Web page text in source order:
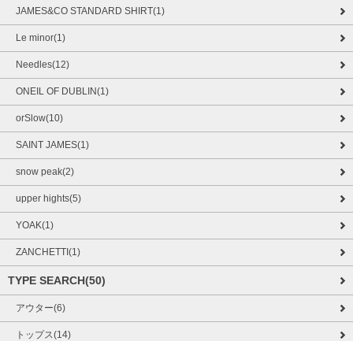
JAMES&CO STANDARD SHIRT(1)
Le minor(1)
Needles(12)
ONEIL OF DUBLIN(1)
orSlow(10)
SAINT JAMES(1)
snow peak(2)
upper hights(5)
YOAK(1)
ZANCHETTI(1)
TYPE SEARCH(50)
アウター(6)
トップス(14)